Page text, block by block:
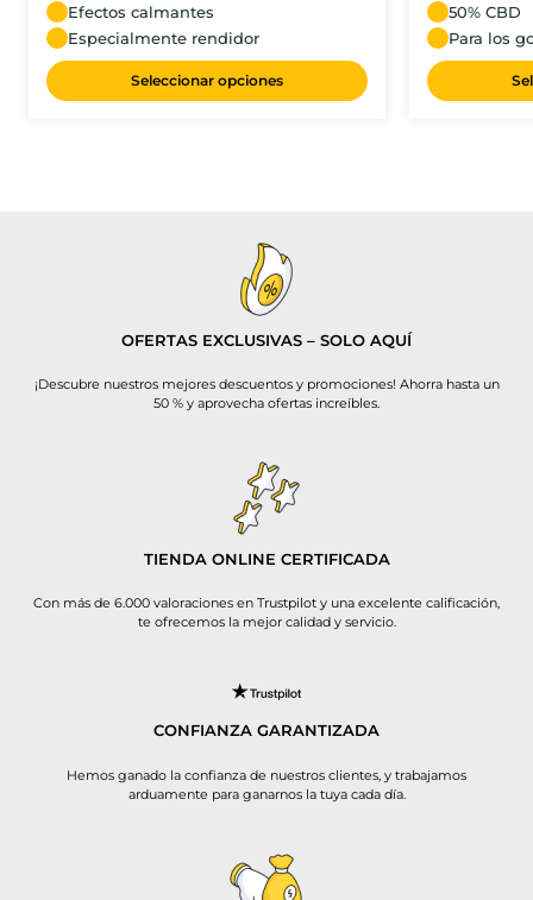
Efectos calmantes
Especialmente rendidor
Seleccionar opciones
50% CBD
Para los
OFERTAS EXCLUSIVAS – SOLO AQUÍ
¡Descubre nuestros mejores descuentos y promociones! Ahorra hasta un
50 % y aprovecha ofertas increíbles.
TIENDA ONLINE CERTIFICADA
Con más de 6.000 valoraciones en Trustpilot y una excelente calificación,
te ofrecemos la mejor calidad y servicio.
CONFIANZA GARANTIZADA
Hemos ganado la confianza de nuestros clientes, y trabajamos
arduamente para ganarnos la tuya cada día.